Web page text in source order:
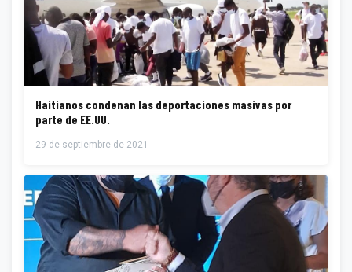
Haitianos condenan las deportaciones masivas por
parte de EE.UU.
29 de septiembre de 2021